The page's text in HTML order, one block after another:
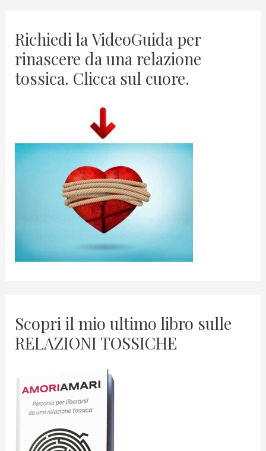
Richiedi la VideoGuida per
rinascere da una relazione
tossica. Clicca sul cuore.
Scopri il mio ultimo libro sulle
RELAZIONI TOSSICHE